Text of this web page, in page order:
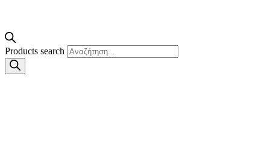
Products search